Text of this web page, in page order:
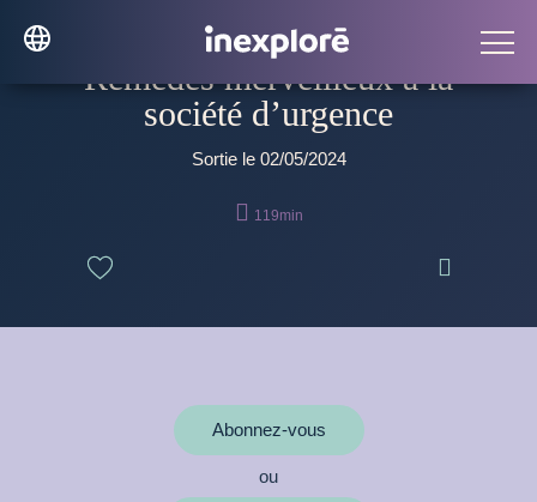
Remèdes merveilleux à la
société d’urgence
Sortie le 02/05/2024
 119min

Abonnez-vous
ou